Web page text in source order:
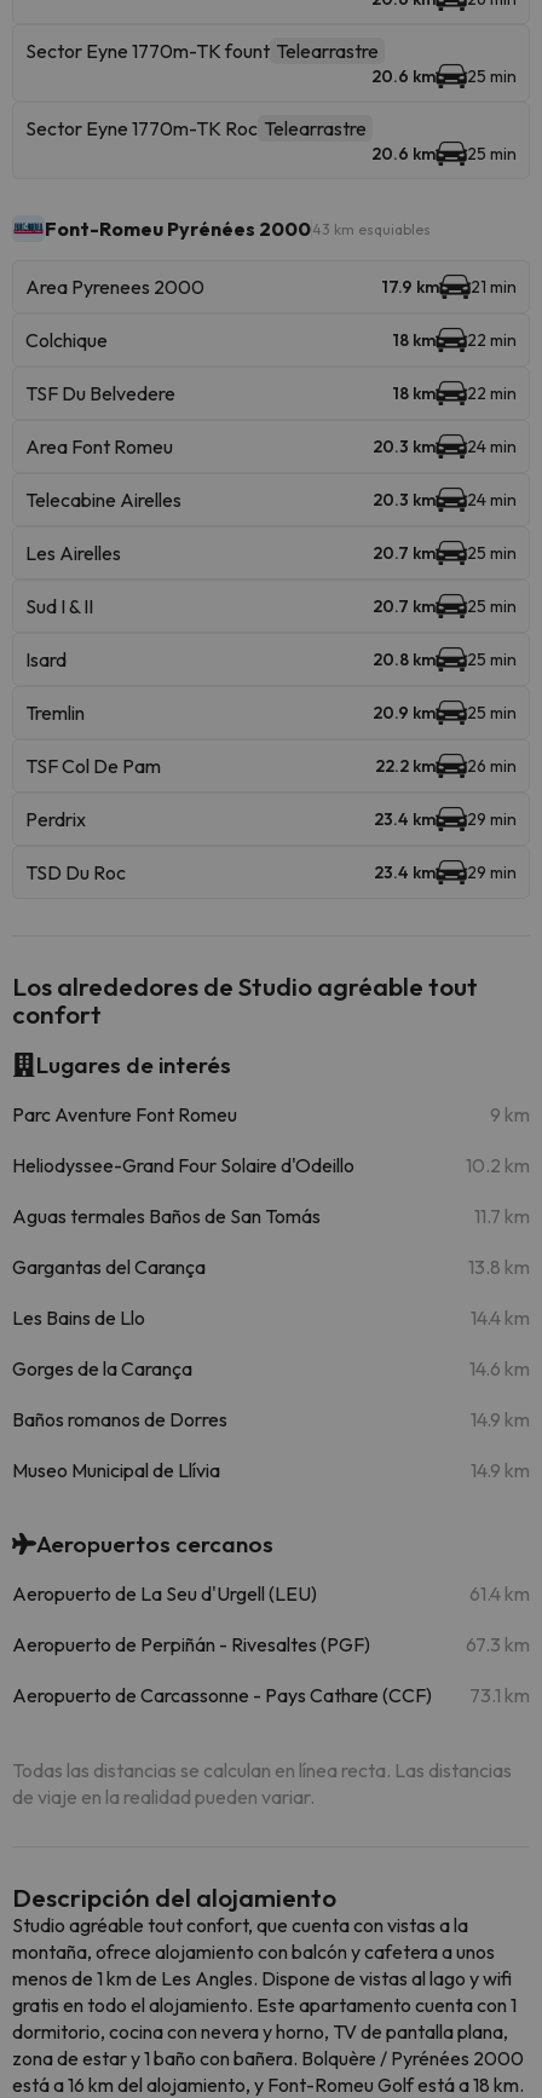
Sector Eyne 1770m-TK fount Telearrastre
20.6 km 25 min
Sector Eyne 1770m-TK Roc Telearrastre
20.6 km 25 min
Font-Romeu Pyrénées 200043 km esquiables
Area Pyrenees 2000 17.9 km 21 min
Colchique 18 km 22 min
TSF Du Belvedere 18 km 22 min
Area Font Romeu 20.3 km 24 min
Telecabine Airelles 20.3 km 24 min
Les Airelles 20.7 km 25 min
Sud I & II 20.7 km 25 min
Isard 20.8 km 25 min
Tremlin 20.9 km 25 min
TSF Col De Pam 22.2 km 26 min
Perdrix 23.4 km 29 min
TSD Du Roc 23.4 km 29 min
Los alrededores de Studio agréable tout
confort
Lugares de interés
Parc Aventure Font Romeu 9 km
Heliodyssee-Grand Four Solaire d'Odeillo 10.2 km
Aguas termales Baños de San Tomás 11.7 km
Gargantas del Carança 13.8 km
Les Bains de Llo 14.4 km
Gorges de la Carança 14.6 km
Baños romanos de Dorres 14.9 km
Museo Municipal de Llívia 14.9 km
Aeropuertos cercanos
Aeropuerto de La Seu d'Urgell (LEU) 61.4 km
Aeropuerto de Perpiñán - Rivesaltes (PGF) 67.3 km
Aeropuerto de Carcassonne - Pays Cathare (CCF) 73.1 km
Todas las distancias se calculan en línea recta. Las distancias
de viaje en la realidad pueden variar.
Descripción del alojamiento
Studio agréable tout confort, que cuenta con vistas a la
montaña, ofrece alojamiento con balcón y cafetera a unos
menos de 1 km de Les Angles. Dispone de vistas al lago y wifi
gratis en todo el alojamiento. Este apartamento cuenta con 1
dormitorio, cocina con nevera y horno, TV de pantalla plana,
zona de estar y 1 baño con bañera. Bolquère / Pyrénées 2000
está a 16 km del alojamiento, y Font-Romeu Golf está a 18 km.